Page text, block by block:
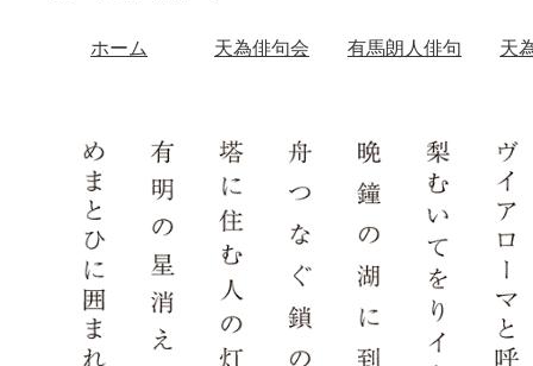
ホーム 天為俳句会 有馬朗人俳句 天